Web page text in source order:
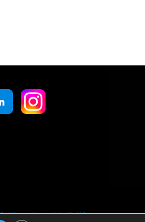
Politique de confidentialité